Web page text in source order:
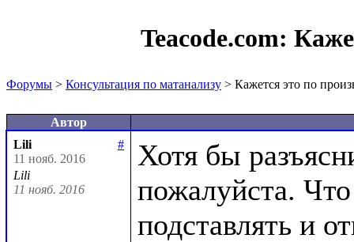
Teacode.com:
Форумы > Консультация по матанализу > Кажется это по
Автор
Lili
#
11 нояб. 2016
Lili
11 нояб. 2016
Хотя бы
пожалуйста.
подставлять и